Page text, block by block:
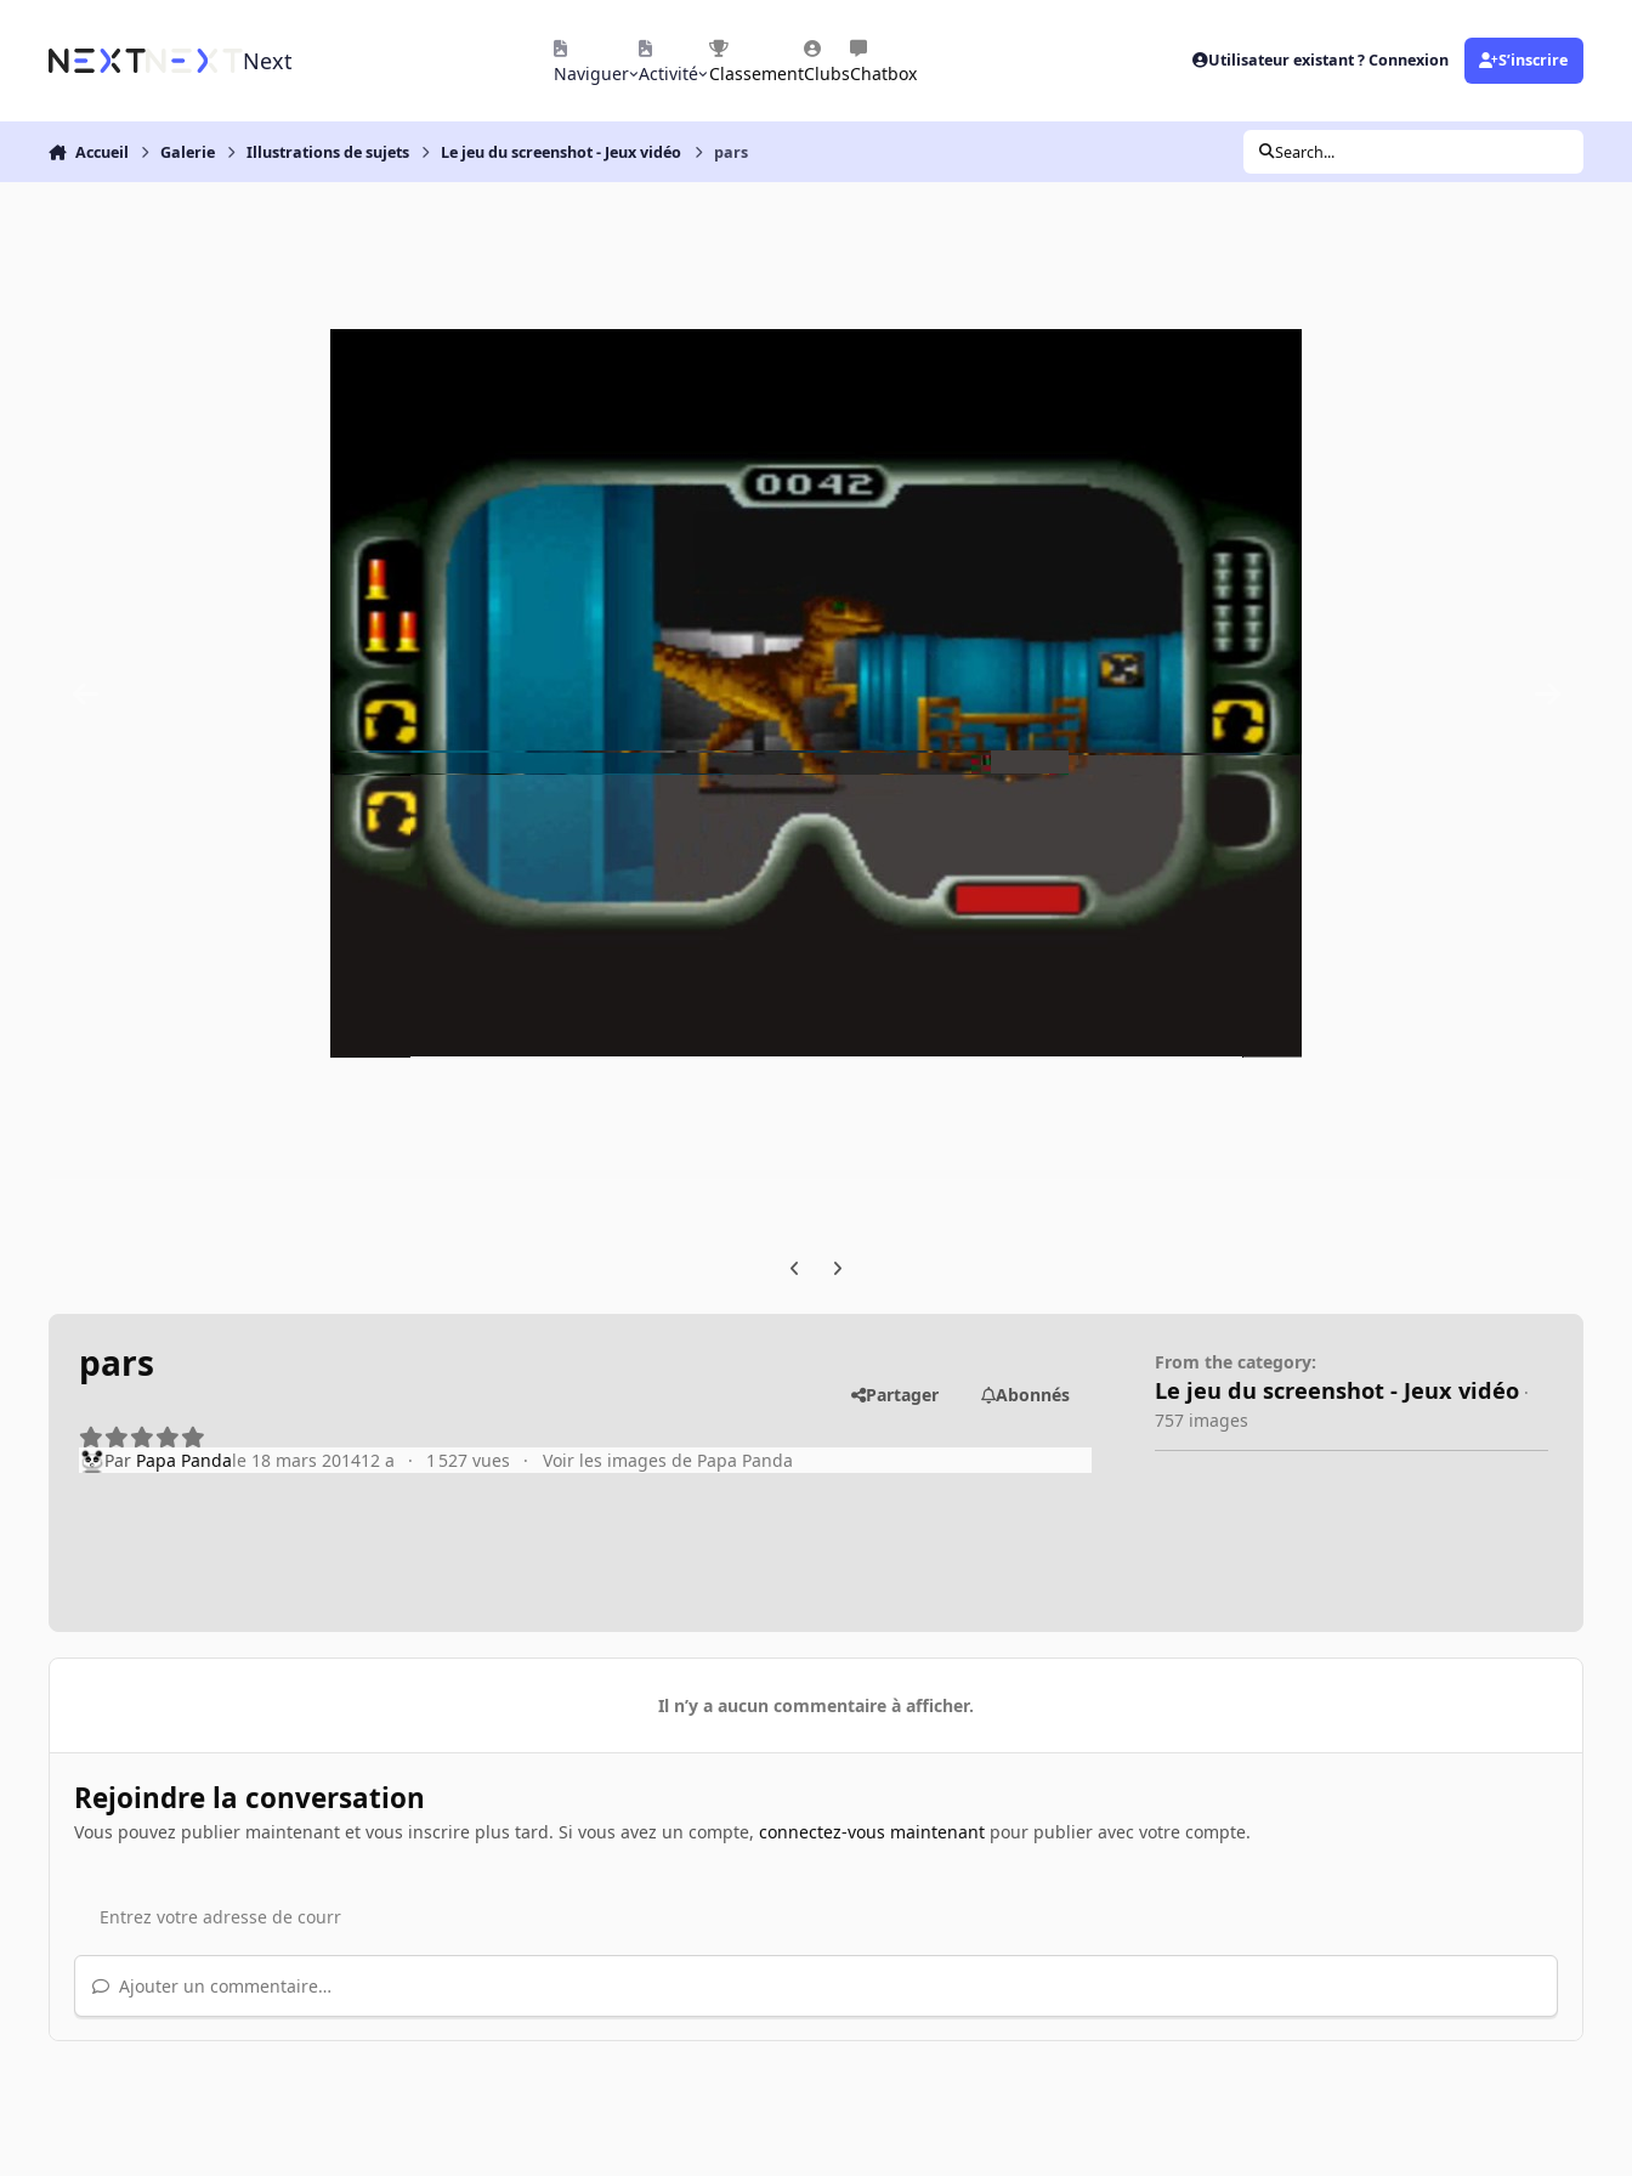
Next Naviguer Activité ClassementClubsChatbox
Utilisateur existant ? Connexion S’inscrire
Accueil Galerie Illustrations de sujets Le jeu du screenshot - Jeux vidéo pars Search...
Previous carousel slide
Next carousel slide
pars
Partager Abonnés
Par Papa Pandale 18 mars 201412 a 1 527 vues Voir les images de Papa Panda
From the category:
Le jeu du screenshot - Jeux vidéo ·
757 images
Il n’y a aucun commentaire à afficher.
Rejoindre la conversation
Vous pouvez publier maintenant et vous inscrire plus tard. Si vous avez un compte, connectez-vous maintenantpour publier avec votre compte.
Ajouter un commentaire…